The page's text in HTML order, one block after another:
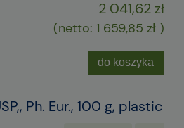
2 041,62 zł
(netto: 1 659,85 zł )
do koszyka
Ph. Eur., 100 g, plastic